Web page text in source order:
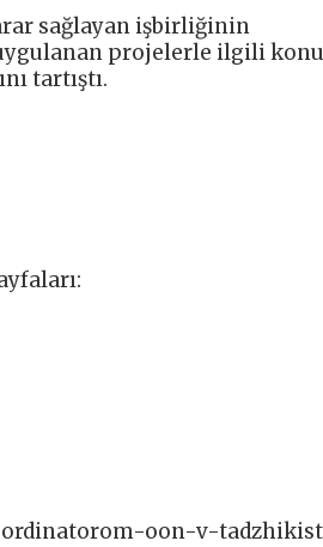
sağlayan işbirliğinin
projelerle ilgili
tartıştı.
oon-v-